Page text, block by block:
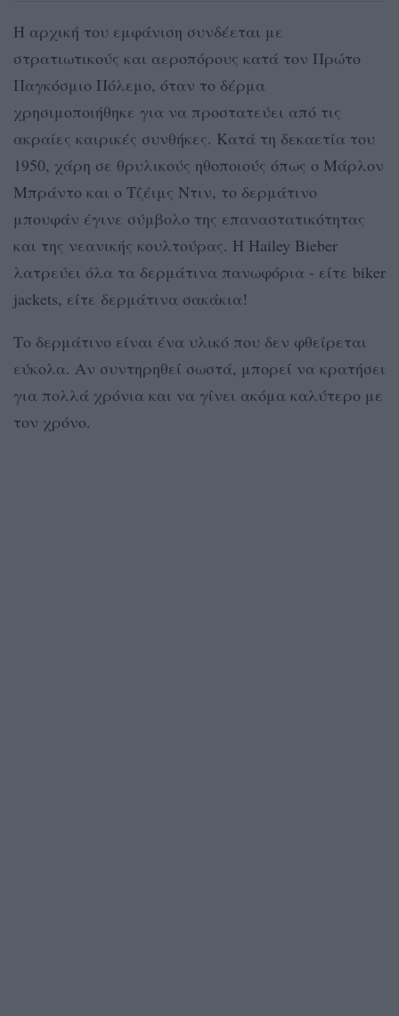
Η αρχική του εμφάνιση συνδέεται με
στρατιωτικούς και αεροπόρους κατά τον Πρώτο
Παγκόσμιο Πόλεμο, όταν το δέρμα
χρησιμοποιήθηκε για να προστατεύει από τις
ακραίες καιρικές συνθήκες. Κατά τη δεκαετία του
1950, χάρη σε θρυλικούς ηθοποιούς όπως ο Μάρλον
Μπράντο και ο Τζέιμς Ντιν, το δερμάτινο
μπουφάν έγινε σύμβολο της επαναστατικότητας
και της νεανικής κουλτούρας. H Hailey Bieber
λατρεύει όλα τα δερμάτινα πανωφόρια - είτε biker
jackets, είτε δερμάτινα σακάκια!
Το δερμάτινο είναι ένα υλικό που δεν φθείρεται
εύκολα. Αν συντηρηθεί σωστά, μπορεί να κρατήσει
για πολλά χρόνια και να γίνει ακόμα καλύτερο με
τον χρόνο.